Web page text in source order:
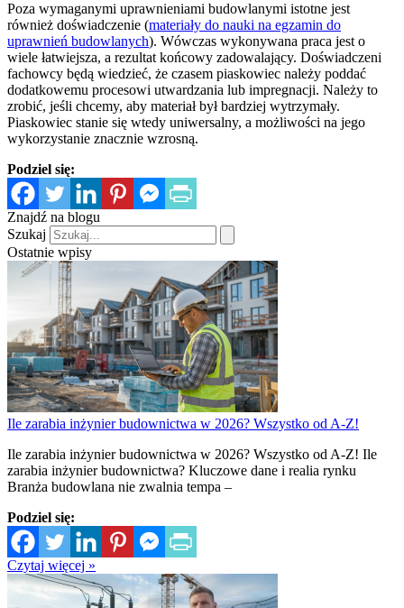
Poza wymaganymi uprawnieniami budowlanymi istotne jest
również doświadczenie (materiały do nauki na egzamin do
uprawnień budowlanych). Wówczas wykonywana praca jest o
wiele łatwiejsza, a rezultat końcowy zadowalający. Doświadczeni
fachowcy będą wiedzieć, że czasem piaskowiec należy poddać
dodatkowemu procesowi utwardzania lub impregnacji. Należy to
zrobić, jeśli chcemy, aby materiał był bardziej wytrzymały.
Piaskowiec stanie się wtedy uniwersalny, a możliwości na jego
wykorzystanie znacznie wzrosną.
Podziel się:
Znajdź na blogu
Szukaj
Ostatnie wpisy
Ile zarabia inżynier budownictwa w 2026? Wszystko od A-Z!
Ile zarabia inżynier budownictwa w 2026? Wszystko od A-Z! Ile
zarabia inżynier budownictwa? Kluczowe dane i realia rynku
Branża budowlana nie zwalnia tempa –
Podziel się:
Czytaj więcej »